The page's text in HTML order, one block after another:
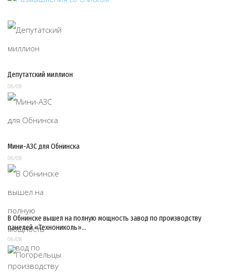
Депутатский миллион
06/08
Мини-АЗС для Обнинска
06/08
В Обнинске вышел на полную мощность завод по производству
панелей «Технониколь»…
06/08